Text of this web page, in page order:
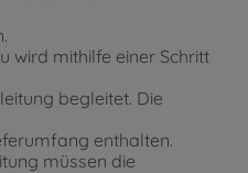
wird mithilfe einer Schritt
begleitet. Die
enthalten.
müssen die